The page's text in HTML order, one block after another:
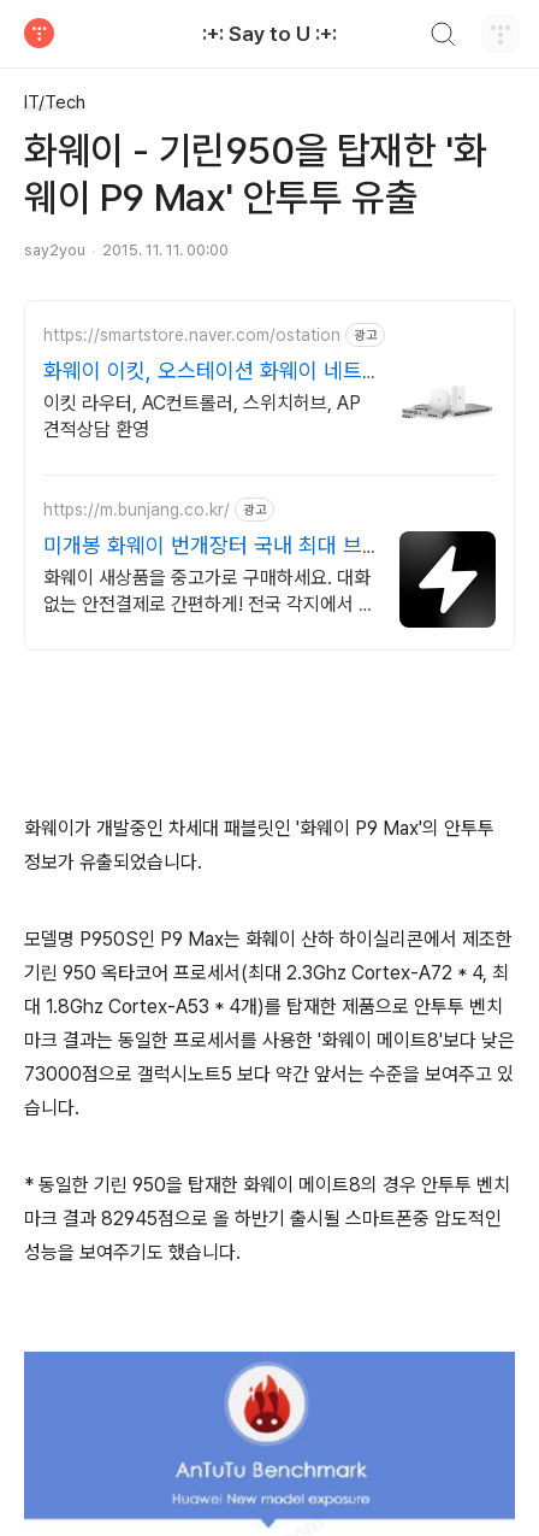
:+: Say to U :+:
IT/Tech
화웨이 - 기린950을 탑재한 '화
웨이 P9 Max' 안투투 유출
say2you 2015. 11. 11. 00:00
https://smartstore.naver.com/ostation 광고
화웨이 이킷, 오스테이션 화웨이 네트
워크부문 전문업체
이킷 라우터, AC컨트롤러, 스위치허브, AP
견적상담 환영
https://m.bunjang.co.kr/ 광고
미개봉 화웨이 번개장터 국내 최대 브
랜드 중고거래
화웨이 새상품을 중고가로 구매하세요. 대화
없는 안전결제로 간편하게! 전국 각지에서 올
화웨이가 개발중인 차세대 패블릿인 '화웨이 P9 Max'의 안투투
정보가 유출되었습니다.
모델명 P950S인 P9 Max는 화훼이 산하 하이실리콘에서 제조한
기린 950 옥타코어 프로세서(최대 2.3Ghz Cortex-A72 * 4, 최
대 1.8Ghz Cortex-A53 * 4개)를 탑재한 제품으로 안투투 벤치
마크 결과는 동일한 프로세서를 사용한 '화웨이 메이트8'보다 낮은
73000점으로 갤럭시노트5 보다 약간 앞서는 수준을 보여주고 있
습니다.
* 동일한 기린 950을 탑재한 화웨이 메이트8의 경우 안투투 벤치
마크 결과 82945점으로 올 하반기 출시될 스마트폰중 압도적인
성능을 보여주기도 했습니다.